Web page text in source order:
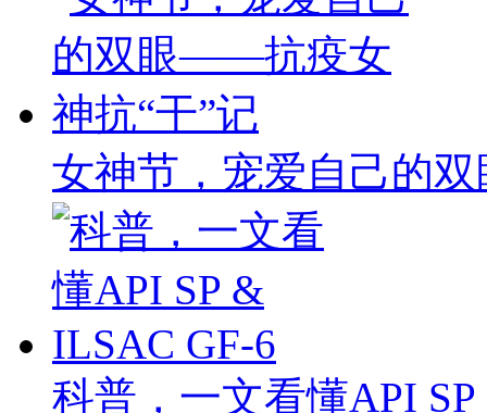
女神节，宠爱自己的
科普，一文看懂API